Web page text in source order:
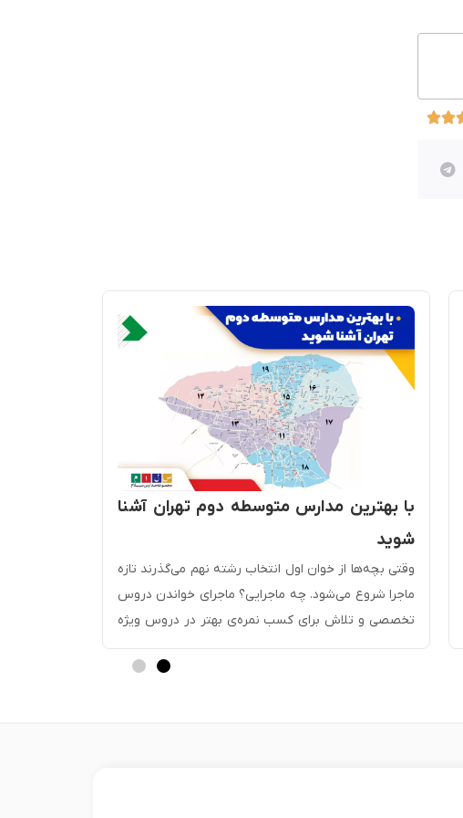
با بهترین مدارس متوسطه دوم تهران آشنا
شوید
وقتی بچه‌ها از خوان اول انتخاب رشته نهم می‌گذرند تازه
ماجرا شروع می‌شود. چه ماجرایی؟ ماجرای خواندن دروس
تخصصی و تلاش برای کسب نمره‌ی بهتر در دروس ویژه
برای رسیدن به بهترین معدل چرا که دیگر همه‌ی ما
می‌دانیم که ماجرای کنکور و ورود به دانشگاه به سال آخر